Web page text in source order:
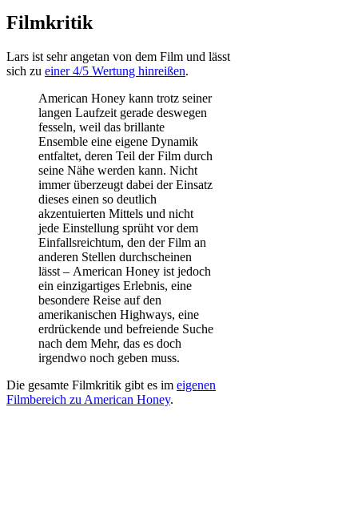
Filmkritik
Lars ist sehr angetan von dem Film und lässt
sich zu einer 4/5 Wertung hinreißen.
American Honey kann trotz seiner
langen Laufzeit gerade deswegen
fesseln, weil das brillante
Ensemble eine eigene Dynamik
entfaltet, deren Teil der Film durch
seine Nähe werden kann. Nicht
immer überzeugt dabei der Einsatz
dieses einen so deutlich
akzentuierten Mittels und nicht
jede Einstellung sprüht vor dem
Einfallsreichtum, den der Film an
anderen Stellen durchscheinen
lässt – American Honey ist jedoch
ein einzigartiges Erlebnis, eine
besondere Reise auf den
amerikanischen Highways, eine
erdrückende und befreiende Suche
nach dem Mehr, das es doch
irgendwo noch geben muss.
Die gesamte Filmkritik gibt es im eigenen
Filmbereich zu American Honey.